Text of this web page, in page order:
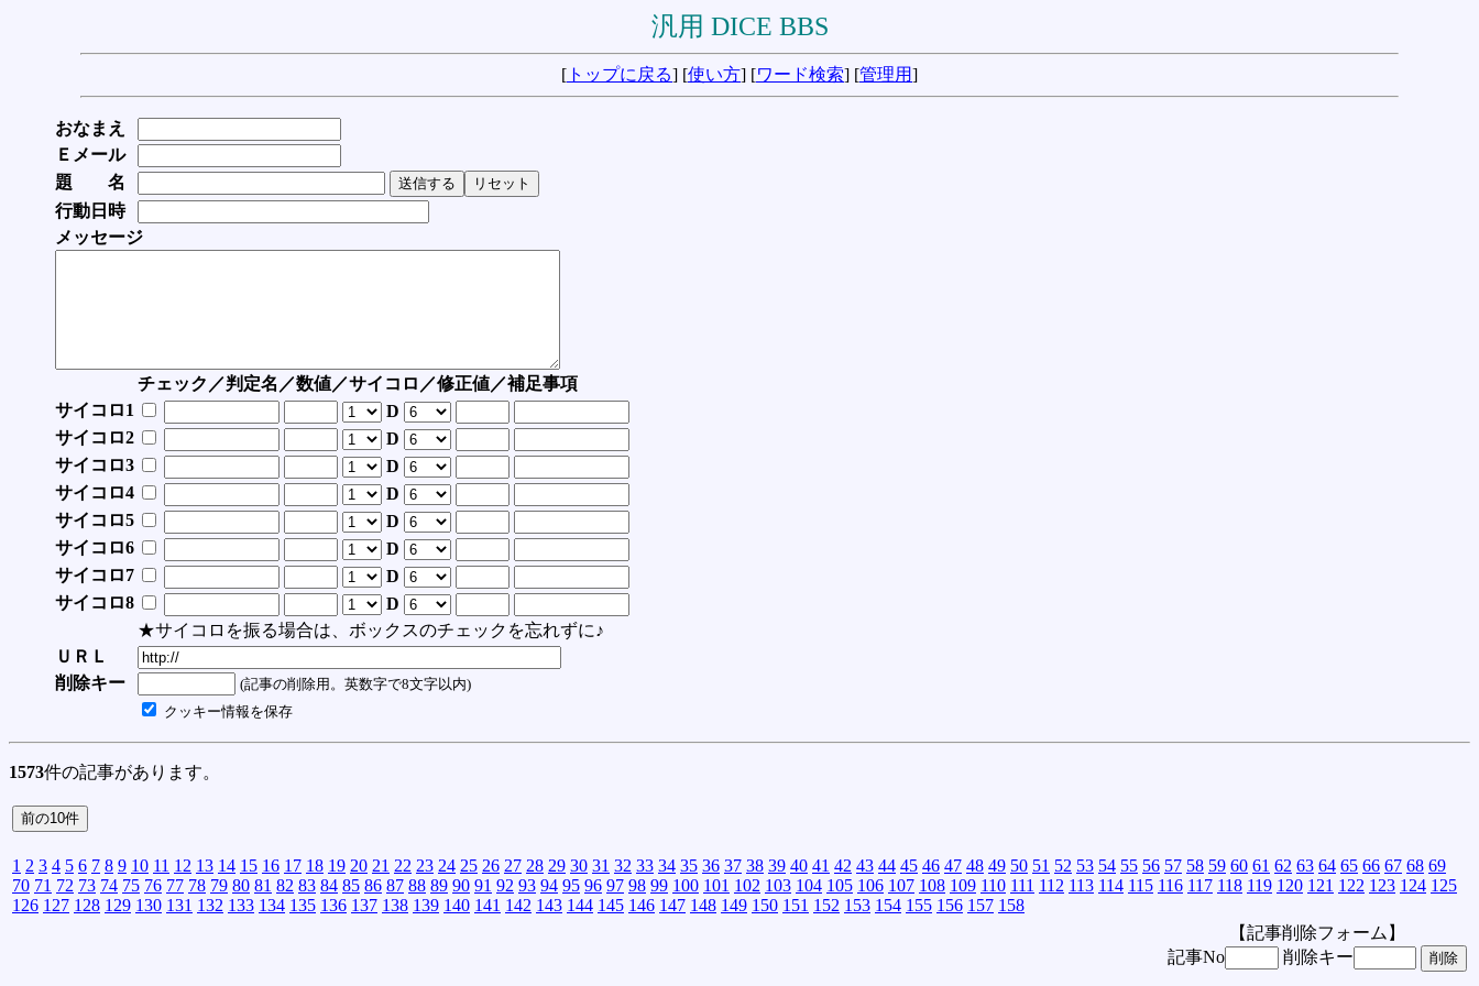
汎用 DICE BBS
[ トップに戻る] [使い方] [ワード検索] [管理用]
おなまえ
Ｅメール
題 名
行動日時
メッセージ
チェック／判定名／数値／サイコロ／修正値／補足事項
サイコロ1
D
サイコロ2
D
サイコロ3
D
サイコロ4
D
サイコロ5
D
サイコロ6
D
サイコロ7
D
サイコロ8
D
★サイコロを振る場合は、ボックスのチェックを忘れずに♪
ＵＲＬ
削除キー
(記事の削除用。英数字で8文字以内)
クッキー情報を保存
1573件の記事があります。
1 2 3 4 5 6 7 8 9 10 11 12 13 14 15 16 17 18 19 20 21 22 23 24 25 26 27 28 29 30 31 32 33 34 35 36 37 38 39 40 41 42 43 44 45 46 47 48 49 50 51 52 53 54 55 56 57 58 59 60 61 62 63 64 65 66 67 68 69
70 71 72 73 74 75 76 77 78 79 80 81 82 83 84 85 86 87 88 89 90 91 92 93 94 95 96 97 98 99 100 101 102 103 104 105 106 107 108 109 110 111 112 113 114 115 116 117 118 119 120 121 122 123 124 125
126 127 128 129 130 131 132 133 134 135 136 137 138 139 140 141 142 143 144 145 146 147 148 149 150 151 152 153 154 155 156 157 158
【記事削除フォーム】
記事No
削除キー